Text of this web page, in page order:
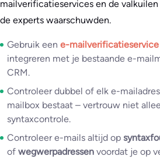
mailverificatieservices en de
de experts waarschuwden.
Gebruik een e-mailverificatieservice
integreren met je bestaande e-
CRM.
Controleer dubbel of elk e-
mailbox bestaat – vertrouw niet
syntaxcontrole.
Controleer e-mails altijd op
of wegwerpadressen voordat je op